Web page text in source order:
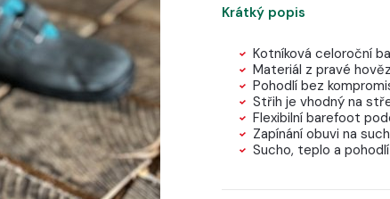
Krátký popis
Kotníková celoroční
Materiál z pravé
Pohodlí bez
Střih je vhodný na
Flexibilní barefoot
Zapínání obuvi na
Sucho, teplo a